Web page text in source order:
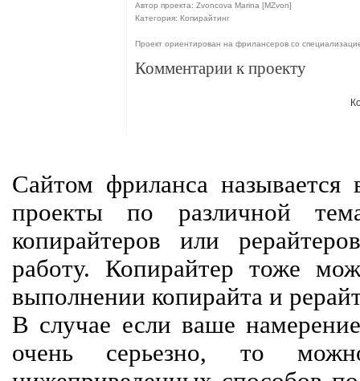
Автор проекта: Zvoncova Marina [MZvon]
Категория: Копирайтинг
Проект ориентирован на фрилансеров со
Комментарии к проекту
Сайтом фриланса называется
проекты по различной
копирайтеров или
работу. Копирайтер тоже
выполнении копирайта и
В случае если ваше
очень серьезно, то